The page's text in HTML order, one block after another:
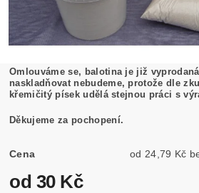
Omlouváme se, balotina je již
naskladňovat nebudeme, protože dle
křemičitý písek udělá stejnou práci s
Děkujeme za pochopení.
Cena od
od 30 Kč